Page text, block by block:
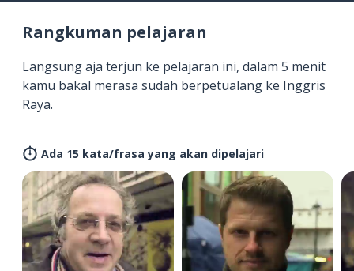
Rangkuman pelajaran
Langsung aja terjun ke pelajaran ini, dalam 5 menit
kamu bakal merasa sudah berpetualang ke Inggris
Raya.
Ada 15 kata/frasa yang akan dipelajari